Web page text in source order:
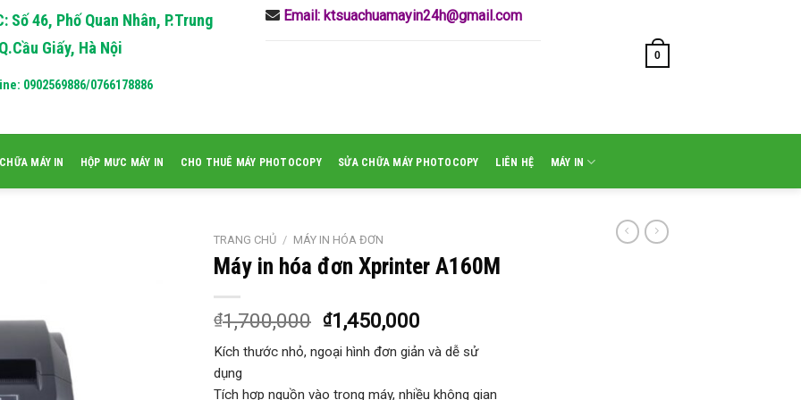
Số 46, Phố Quan Nhân, P.Trung
Giấy, Hà Nội
0902569886/0766178886
Email: ktsuachuamayin24h@gmail.com
0
MÁY IN HỘP MƯC MÁY IN CHO THUÊ MÁY PHOTOCOPY SỬA CHỮA MÁY PHOTOCOPY LIÊN HỆ MÁY IN
TRANG CHỦ / MÁY IN HÓA ĐƠN
Máy in hóa đơn Xprinter A160M
₫1,700,000 ₫1,450,000
Kích thước nhỏ, ngoại hình đơn giản và dễ sử
dụng
Tích hợp nguồn vào trong máy, nhiều không gian